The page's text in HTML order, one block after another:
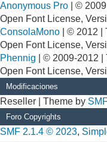
Anonymous Pro | ©
Open Font License,
ConsolaMono | © 2012 |
Open Font License,
Phennig | © 2009-2012
Open Font License,
Modificaciones
Reseller | Theme by
Foro Copyrights
SMF 2.1.4 © 2023,